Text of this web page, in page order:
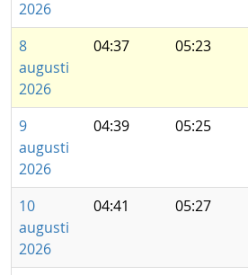
2026
8
augusti
2026
04:37 05:23
9
augusti
2026
04:39 05:25
10
augusti
2026
04:41 05:27